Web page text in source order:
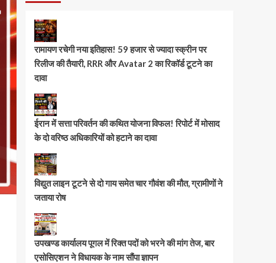
रामायण रचेगी नया इतिहास! 59 हजार से ज्यादा स्क्रीन पर
रिलीज की तैयारी, RRR और Avatar 2 का रिकॉर्ड टूटने का
दावा
ईरान में सत्ता परिवर्तन की कथित योजना विफल! रिपोर्ट में मोसाद
के दो वरिष्ठ अधिकारियों को हटाने का दावा
विद्युत लाइन टूटने से दो गाय समेत चार गौवंश की मौत, ग्रामीणों ने
जताया रोष
उपखण्ड कार्यालय पूगल में रिक्त पदों को भरने की मांग तेज, बार
एसोसिएशन ने विधायक के नाम सौंपा ज्ञापन